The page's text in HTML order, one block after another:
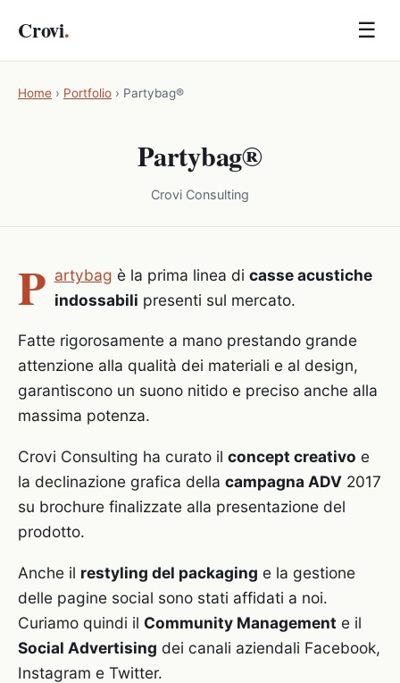
Crovi. ☰
Home › Portfolio › Partybag®
Partybag®
Crovi Consulting
P artybag è la prima linea di casse acustiche
indossabili presenti sul mercato.
Fatte rigorosamente a mano prestando grande
attenzione alla qualità dei materiali e al design,
garantiscono un suono nitido e preciso anche alla
massima potenza.
Crovi Consulting ha curato il concept creativo e
la declinazione grafica della campagna ADV 2017
su brochure finalizzate alla presentazione del
prodotto.
Anche il restyling del packaging e la gestione
delle pagine social sono stati affidati a noi.
Curiamo quindi il Community Management e il
Social Advertising dei canali aziendali Facebook,
Instagram e Twitter.